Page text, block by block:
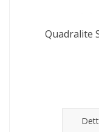
Quadralite